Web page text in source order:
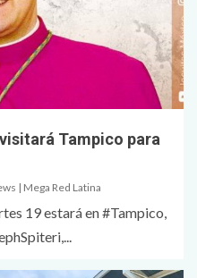
Tampico para
| Mega Red Latina
19 estará en #Tampico,